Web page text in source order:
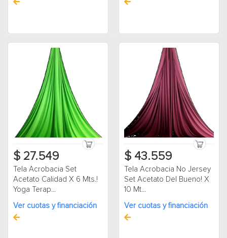
$ 27.549
Tela Acrobacia Set
Acetato Calidad X 6 Mts.!
Yoga Terap...
Ver cuotas y financiación
$ 43.559
Tela Acrobacia No Jersey
Set Acetato Del Bueno! X
10 Mt...
Ver cuotas y financiación